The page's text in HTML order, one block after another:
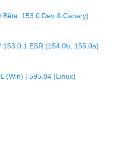
153.0 Dev & Canary)
ESR (154.0b, 155.0a)
(Win) | 595.84 (Linux)